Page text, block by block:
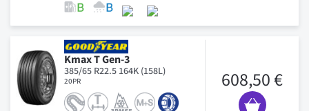
Kmax T Gen-3
385/65 R22.5 164K (158L)
20PR 608,50 €